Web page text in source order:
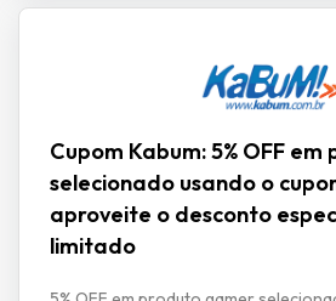
Cupom Kabum: 5% OFF
selecionado usando o
aproveite o desconto
limitado